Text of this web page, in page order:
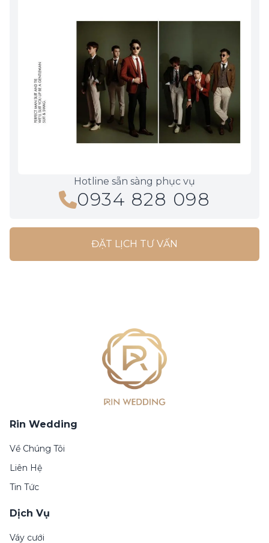
Hotline sẵn sàng phục vụ
0934 828 098
ĐẶT LỊCH TƯ VẤN
Rin Wedding
Về Chúng Tôi
Liên Hệ
Tin Tức
Dịch Vụ
Váy cưới